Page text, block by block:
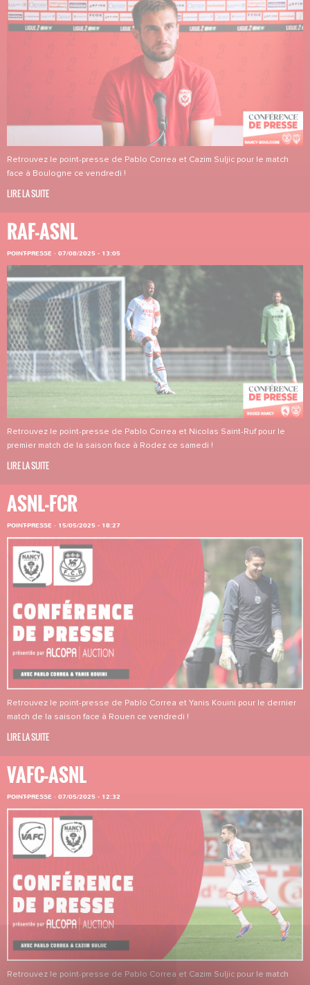
Retrouvez le point-presse de Pablo Correa et Cazim Suljic pour le match
face à Boulogne ce vendredi !
LIRE LA SUITE
RAF-ASNL
POINT-PRESSE · 07/08/2025 - 13:05
Retrouvez le point-presse de Pablo Correa et Nicolas Saint-Ruf pour le
premier match de la saison face à Rodez ce samedi !
LIRE LA SUITE
ASNL-FCR
POINT-PRESSE · 15/05/2025 - 18:27
Retrouvez le point-presse de Pablo Correa et Yanis Kouini pour le dernier
match de la saison face à Rouen ce vendredi !
LIRE LA SUITE
VAFC-ASNL
POINT-PRESSE · 07/05/2025 - 12:32
Retrouvez le point-presse de Pablo Correa et Cazim Suljic pour le match